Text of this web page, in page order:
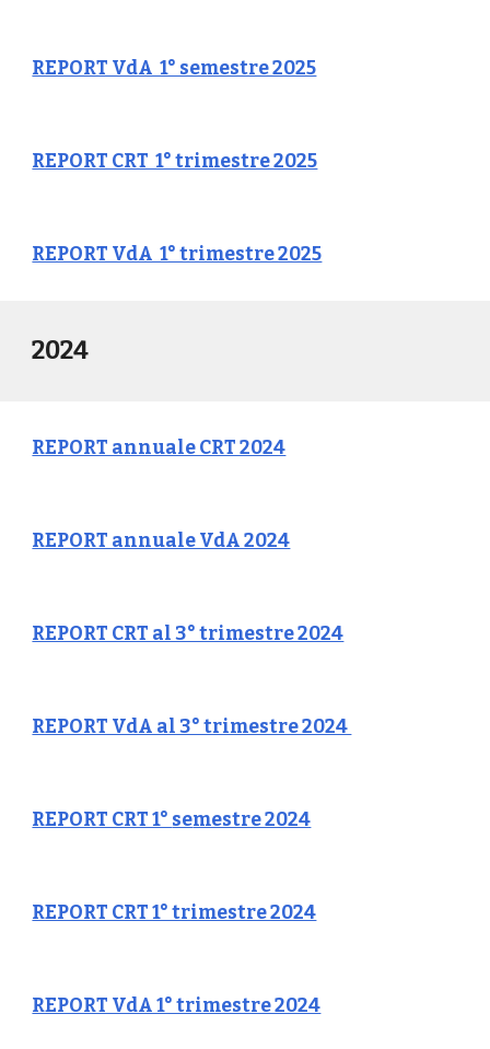
REPORT VdA 1° semestre 2025
REPORT CRT 1° trimestre 2025
REPORT VdA 1° trimestre 2025
2024
REPORT annuale CRT 2024
REPORT annuale VdA 2024
REPORT CRT al 3° trimestre 2024
REPORT VdA al 3° trimestre 2024
REPORT CRT 1° semestre 2024
REPORT CRT 1° trimestre 2024
REPORT VdA 1° trimestre 2024